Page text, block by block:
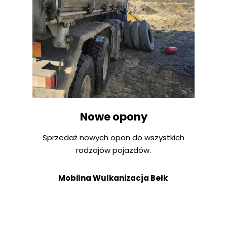
Nowe opony
Sprzedaż nowych opon do wszystkich
rodzajów pojazdów.
Mobilna Wulkanizacja Bełk